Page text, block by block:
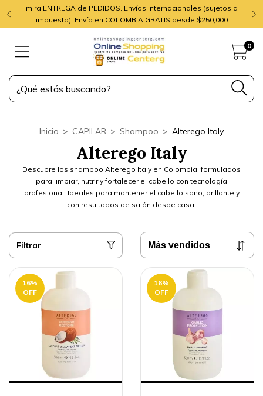
mira ENTREGA de PEDIDOS. Envíos Internacionales (sujetos a
impuesto). Envío en COLOMBIA GRATIS desde $250,000
0
Inicio > CAPILAR > Shampoo > Alterego Italy
Alterego Italy
Descubre los shampoo Alterego Italy en Colombia, formulados
para limpiar, nutrir y fortalecer el cabello con tecnología
profesional. Ideales para mantener el cabello sano, brillante y
con resultados de salón desde casa.
Filtrar
16%
OFF
16%
OFF